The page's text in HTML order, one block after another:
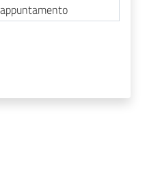
appuntamento